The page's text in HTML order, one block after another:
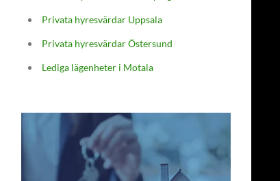
Privata hyresvärdar Uppsala
Privata hyresvärdar Östersund
Lediga lägenheter i Motala